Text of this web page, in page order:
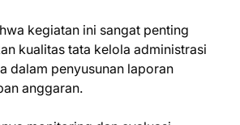
kegiatan ini sangat penting
kualitas tata kelola administrasi
dalam penyusunan laporan
anggaran.